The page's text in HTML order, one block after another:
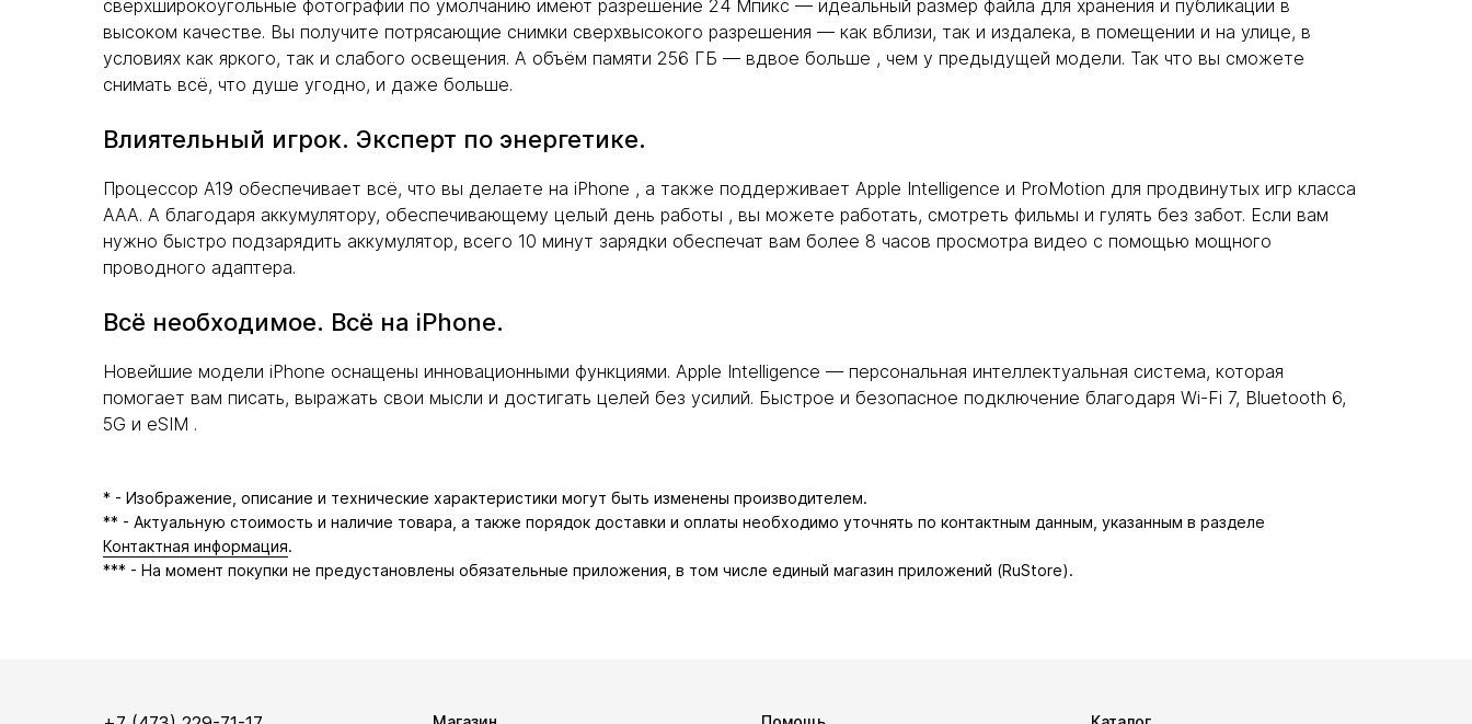
сверхширокоугольные фотографии по умолчанию имеют разрешение 24 Мпикс — идеальный размер файла для хранения и публикации в
высоком качестве. Вы получите потрясающие снимки сверхвысокого разрешения — как вблизи, так и издалека, в помещении и на улице, в
условиях как яркого, так и слабого освещения. А объём памяти 256 ГБ — вдвое больше , чем у предыдущей модели. Так что вы сможете
снимать всё, что душе угодно, и даже больше.
Влиятельный игрок. Эксперт по энергетике.
Процессор A19 обеспечивает всё, что вы делаете на iPhone , а также поддерживает Apple Intelligence и ProMotion для продвинутых игр класса
AAA. А благодаря аккумулятору, обеспечивающему целый день работы , вы можете работать, смотреть фильмы и гулять без забот. Если вам
нужно быстро подзарядить аккумулятор, всего 10 минут зарядки обеспечат вам более 8 часов просмотра видео с помощью мощного
проводного адаптера.
Всё необходимое. Всё на iPhone.
Новейшие модели iPhone оснащены инновационными функциями. Apple Intelligence — персональная интеллектуальная система, которая
помогает вам писать, выражать свои мысли и достигать целей без усилий. Быстрое и безопасное подключение благодаря Wi-Fi 7, Bluetooth 6,
5G и eSIM .
* - Изображение, описание и технические характеристики могут быть изменены производителем.
** - Актуальную стоимость и наличие товара, а также порядок доставки и оплаты необходимо уточнять по контактным данным, указанным в разделе
Контактная информация.
*** - На момент покупки не предустановлены обязательные приложения, в том числе единый магазин приложений (RuStore).